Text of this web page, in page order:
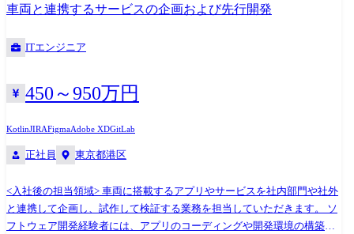
開発の監査実施 ●ソフトウェア開発プロセス構築 ・ソフトウェア設計、
用検討 <使用ツール> HelixQAC,Polyspace,Coverity,Tableau,BlackDuck な
車両と連携するサービスの企画および先行開発
ITエンジニア
450～950万円
KotlinJIRAFigmaAdobe XDGitLab
正社員 東京都港区
<入社後の担当領域> 車両に搭載するアプリやサービスを社内部門や社外
と連携して企画し、試作して検証する業務を担当していただきます。 ソ
フトウェア開発経験者には、アプリのコーディングや開発環境の構築を